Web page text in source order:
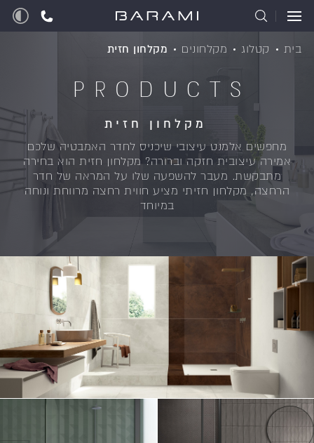
PRODUCTS
מקלחון חזית
מחפשים אלמנט עיצובי שיכניס לחדר האמבטיה שלכם
אמירה עיצובית חזקה וברורה? מקלחון חזית הוא בחירה
מתבקשת. מעבר להשפעה שלו על המראה של חדר
הרחצה, מקלחון חזיתי מציע חווית רחצה מרווחת ונוחה
במיוחד
בית קטלוג מקלחונים מקלחון חזית